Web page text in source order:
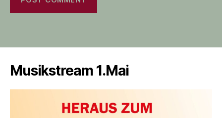
Musikstream 1.Mai